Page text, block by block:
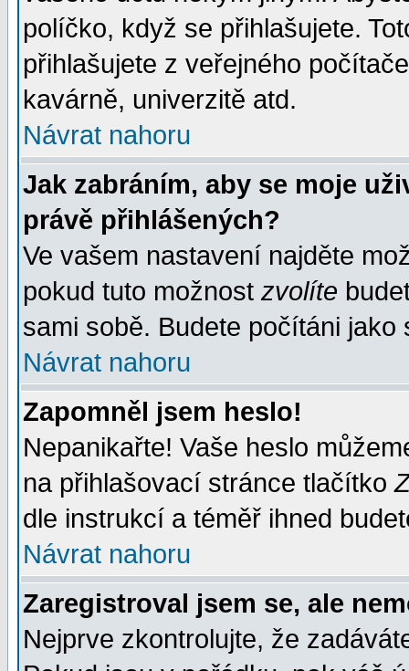
políčko, když se přihlašujete.
přihlašujete z veřejného
kavárně, univerzitě atd.
Návrat nahoru
Jak zabráním, aby se moje
právě přihlášených?
Ve vašem nastavení najděte
pokud tuto možnost zvolíte
sami sobě. Budete počítáni jako
Návrat nahoru
Zapomněl jsem heslo!
Nepanikařte! Vaše heslo
na přihlašovací stránce tlačítko
dle instrukcí a téměř ihned
Návrat nahoru
Zaregistroval jsem se, ale
Nejprve zkontrolujte, že